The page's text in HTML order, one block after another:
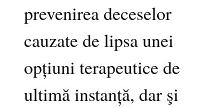
prevenirea deceselor
cauzate de lipsa unei
opțiuni terapeutice de
ultimă instanță, dar şi